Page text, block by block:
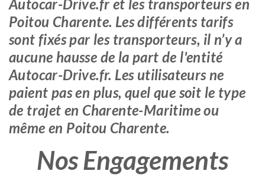
Autocar-Drive.fr et les transporteurs en
Poitou Charente. Les différents tarifs
sont fixés par les transporteurs, il n’y a
aucune hausse de la part de l'entité
Autocar-Drive.fr. Les utilisateurs ne
paient pas en plus, quel que soit le type
de trajet en Charente-Maritime ou
même en Poitou Charente.
Nos Engagements